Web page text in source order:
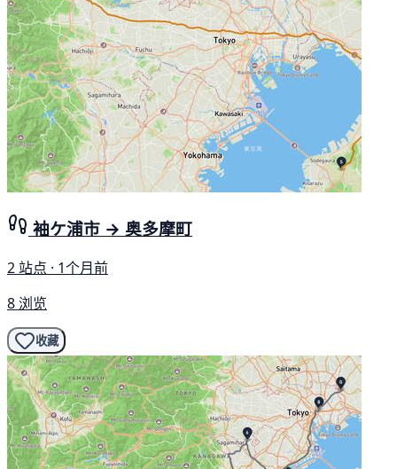
袖ケ浦市 → 奥多摩町
2 站点 · 1个月前
8 浏览
收藏